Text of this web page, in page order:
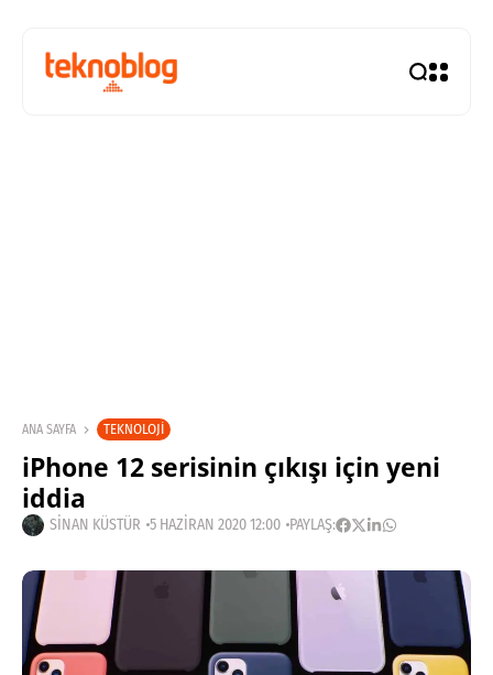
ANA SAYFA TEKNOLOJI
iPhone 12 serisinin çıkışı için yeni
iddia
SINAN KÜSTÜR 5 HAZIRAN 2020 12:00 PAYLAŞ: